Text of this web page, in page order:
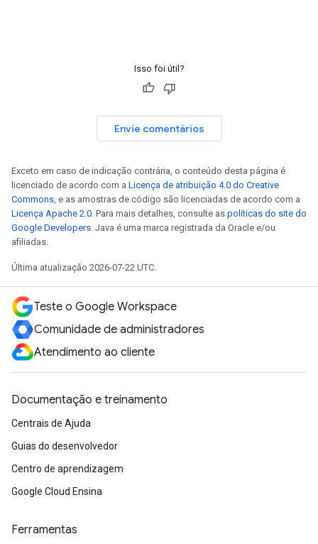
Isso foi útil?
Envie comentários
Exceto em caso de indicação contrária, o conteúdo desta página é
licenciado de acordo com a Licença de atribuição 4.0 do Creative
Commons , e as amostras de código são licenciadas de acordo com a
Licença Apache 2.0 . Para mais detalhes, consulte as políticas do site do
Google Developers . Java é uma marca registrada da Oracle e/ou
afiliadas.
Última atualização 2026-07-22 UTC.
Teste o Google Workspace
Comunidade de administradores
Atendimento ao cliente
Documentação e treinamento
Centrais de Ajuda
Guias do desenvolvedor
Centro de aprendizagem
Google Cloud Ensina
Ferramentas